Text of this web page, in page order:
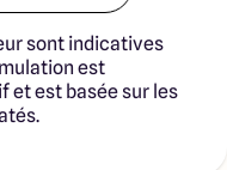
sont indicatives
est
et est basée sur les